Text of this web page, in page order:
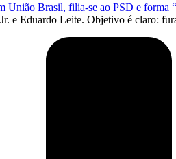
Brasil, filia-se ao PSD e forma
e Eduardo Leite. Objetivo é claro: